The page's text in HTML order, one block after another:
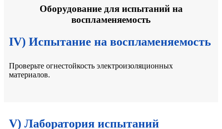
Оборудование для испытаний на
воспламеняемость
IV) Испытание на воспламеняемость
Проверьте огнестойкость электроизоляционных
материалов.
V) Лаборатория испытаний